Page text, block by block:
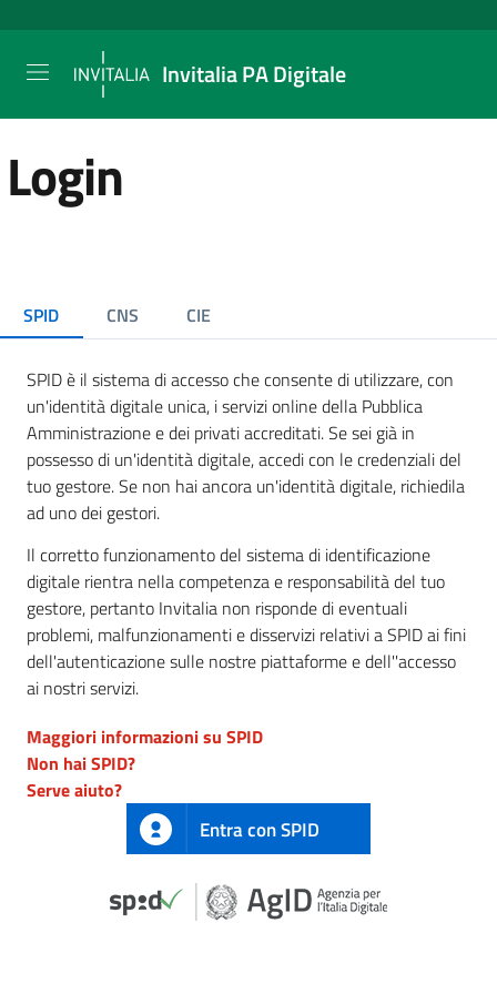
Invitalia PA Digitale
Login
SPID CNS CIE
SPID è il sistema di accesso che consente di utilizzare, con
un'identità digitale unica, i servizi online della Pubblica
Amministrazione e dei privati accreditati. Se sei già in
possesso di un'identità digitale, accedi con le credenziali del
tuo gestore. Se non hai ancora un'identità digitale, richiedila
ad uno dei gestori.
Il corretto funzionamento del sistema di identificazione
digitale rientra nella competenza e responsabilità del tuo
gestore, pertanto Invitalia non risponde di eventuali
problemi, malfunzionamenti e disservizi relativi a SPID ai fini
dell'autenticazione sulle nostre piattaforme e dell''accesso
ai nostri servizi.
Maggiori informazioni su SPID
Non hai SPID?
Serve aiuto?
Entra con SPID